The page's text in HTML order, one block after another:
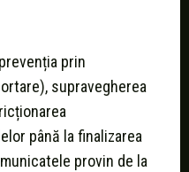
prin
supravegherea
până la finalizarea
provin de la